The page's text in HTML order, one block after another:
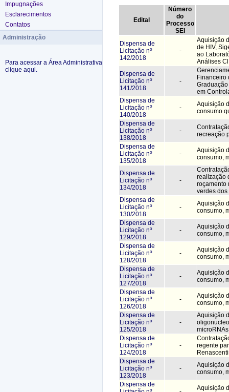
Impugnações
Esclarecimentos
Contatos
Administração
Para acessar a Área Administrativa
clique aqui.
Edital
Número
do
Processo
SEI
Dispensa de
Licitação nº
142/2018
-
Aquisição
de HIV,
ao
Análises
Dispensa de
Licitação nº
141/2018
-
Financeiro
em
Dispensa de
Licitação nº
140/2018
-
Aquisição
consumo
Dispensa de
Licitação nº
138/2018
-
recreação
Dispensa de
Licitação nº
135/2018
-
Aquisição
consumo,
Dispensa de
Licitação nº
134/2018
-
realização
roçamento
verdes dos
Dispensa de
Licitação nº
130/2018
-
Aquisição
consumo,
Dispensa de
Licitação nº
129/2018
-
Aquisição
consumo,
Dispensa de
Licitação nº
128/2018
-
Aquisição
consumo,
Dispensa de
Licitação nº
127/2018
-
Aquisição
consumo,
Dispensa de
Licitação nº
126/2018
-
Aquisição
consumo,
Dispensa de
Licitação nº
125/2018
-
Aquisição
microRNAs
Dispensa de
Licitação nº
124/2018
-
regente
Dispensa de
Licitação nº
123/2018
-
Aquisição
consumo,
Dispensa de
Aquisição